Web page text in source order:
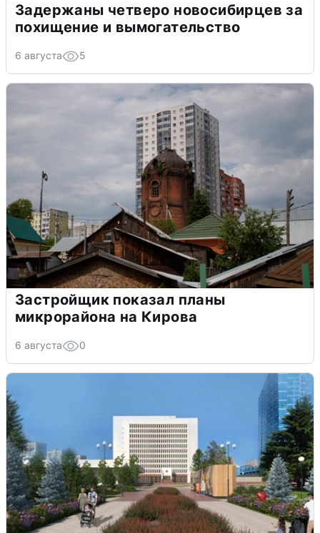
Задержаны четверо новосибирцев за
похищение и вымогательство
6 августа 5
Застройщик показал планы
микрорайона на Кирова
6 августа 0